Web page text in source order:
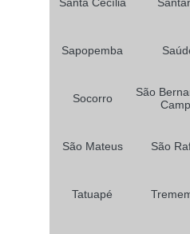
Sapopemba
Socorro
São
São Mateus São
Tatuapé